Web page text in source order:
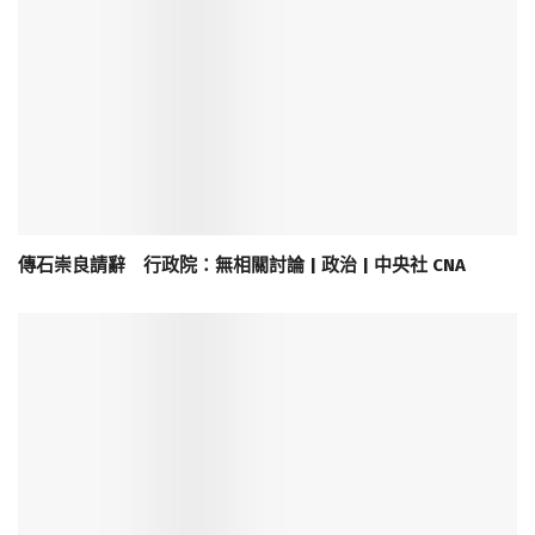
傳石崇良請辭 行政院：無相關討論 | 政治 | 中央社 CNA